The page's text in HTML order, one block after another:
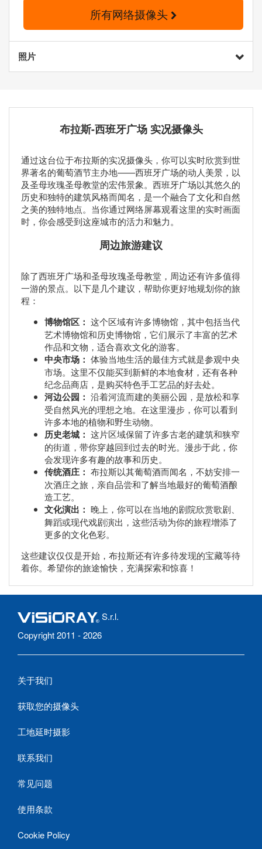
所有网络摄像头
照片
布拉斯-西班牙广场 实况摄像头
通过这台位于布拉斯的实况摄像头，你可以实时欣赏到世
界著名的葡萄酒节主办地——西班牙广场的动人美景，以
及圣母玫瑰圣母教堂的宏伟景象。西班牙广场以其悠久的
历史和独特的建筑风格而闻名，是一个融合了文化和自然
之美的独特地点。当你通过网络屏幕观看这里的实时画面
时，你会感受到这座城市的活力和魅力。
周边旅游建议
除了西班牙广场和圣母玫瑰圣母教堂，周边还有许多值得
一游的景点。以下是几个建议，帮助你更好地规划你的旅
程：
博物馆区： 这个区域有许多博物馆，其中包括当代
艺术博物馆和历史博物馆，它们展示了丰富的艺术
作品和文物，适合喜欢文化的游客。
中央市场： 体验当地生活的最佳方式就是参观中央
市场。这里不仅能买到新鲜的本地食材，还有各种
纪念品商店，是购买特色手工艺品的好去处。
河边公园： 沿着河流而建的美丽公园，是放松和享
受自然风光的理想之地。在这里漫步，你可以看到
许多本地的植物和野生动物。
历史老城： 这片区域保留了许多古老的建筑和狭窄
的街道，带你穿越回到过去的时光。漫步于此，你
会发现许多有趣的故事和历史。
传统酒庄： 布拉斯以其葡萄酒而闻名，不妨安排一
次酒庄之旅，亲自品尝和了解当地最好的葡萄酒酿
造工艺。
文化演出： 晚上，你可以在当地的剧院欣赏歌剧、
舞蹈或现代戏剧演出，这些活动为你的旅程增添了
更多的文化色彩。
这些建议仅仅是开始，布拉斯还有许多待发现的宝藏等待
着你。希望你的旅途愉快，充满探索和惊喜！
S.r.l.
Copyright 2011 - 2026
关于我们
获取您的摄像头
工地延时摄影
联系我们
常见问题
使用条款
Cookie Policy